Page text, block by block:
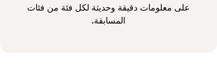
على معلومات دقيقة وحديثة لكل فئة من فئات
المسابقة.